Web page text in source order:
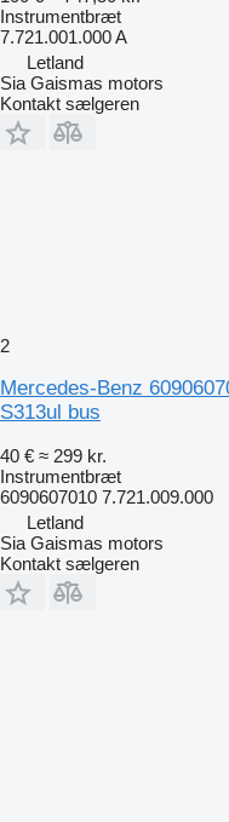
Instrumentbræt
7.721.001.000 A
Letland
Sia Gaismas motors
Kontakt sælgeren
2
Mercedes-Benz
S313ul bus
40 € ≈ 299 kr.
Instrumentbræt
6090607010 7.721.009.000
Letland
Sia Gaismas motors
Kontakt sælgeren